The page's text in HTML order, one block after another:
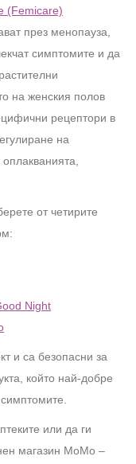
(Femicare)
през менопауза,
симптомите и да
на женския полов
рецептори в
на
от четирите
Night
и са безопасни за
който най-добре
или да ги
магазин MoMo –